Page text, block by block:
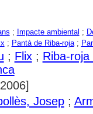
; Impacte ambiental ;
; Pantà de Riba-roja;
; Flix; Riba-roja
Josep;